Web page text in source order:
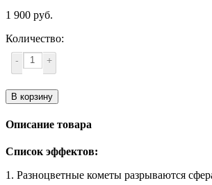
1 900 руб.
Количество:
- +
В корзину
Описание товара
Список эффектов:
1. Разноцветные кометы разрываются